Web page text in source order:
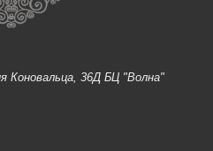
Коновальца, 36Д БЦ "Волна"